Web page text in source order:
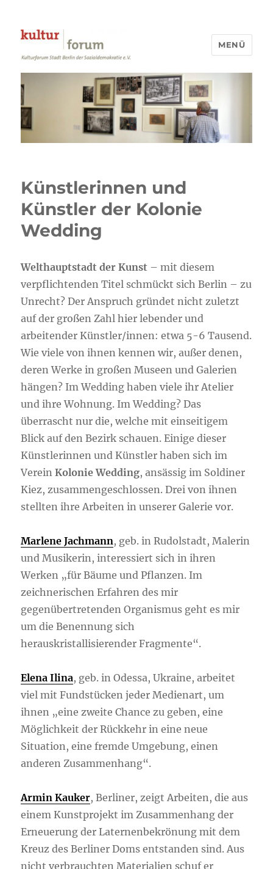
Kulturforum Stadt Berlin
MENÜ
Künstlerinnen und
Künstler der Kolonie
Wedding
Welthauptstadt der Kunst – mit diesem
verpflichtenden Titel schmückt sich Berlin – zu
Unrecht? Der Anspruch gründet nicht zuletzt
auf der großen Zahl hier lebender und
arbeitender Künstler/innen: etwa 5-6 Tausend.
Wie viele von ihnen kennen wir, außer denen,
deren Werke in großen Museen und Galerien
hängen? Im Wedding haben viele ihr Atelier
und ihre Wohnung. Im Wedding? Das
überrascht nur die, welche mit einseitigem
Blick auf den Bezirk schauen. Einige dieser
Künstlerinnen und Künstler haben sich im
VereinKolonie Wedding, ansässig im Soldiner
Kiez, zusammengeschlossen. Drei von ihnen
stellten ihre Arbeiten in unserer Galerie vor.
Marlene Jachmann, geb. in Rudolstadt, Malerin
und Musikerin, interessiert sich in ihren
Werken „für Bäume und Pflanzen. Im
zeichnerischen Erfahren des mir
gegenübertretenden Organismus geht es mir
um die Benennung sich
herauskristallisierender Fragmente“.
Elena Ilina, geb. in Odessa, Ukraine, arbeitet
viel mit Fundstücken jeder Medienart, um
ihnen „eine zweite Chance zu geben, eine
Möglichkeit der Rückkehr in eine neue
Situation, eine fremde Umgebung, einen
anderen Zusammenhang“.
Armin Kauker, Berliner, zeigt Arbeiten, die aus
einem Kunstprojekt im Zusammenhang der
Erneuerung der Laternenbekrönung mit dem
Kreuz des Berliner Doms entstanden sind. Aus
nicht verbrauchten Materialien schuf er